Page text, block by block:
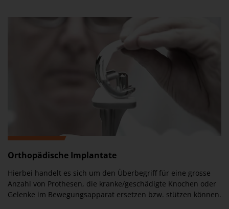
Orthopädische Implantate
Hierbei handelt es sich um den Überbegriff für eine grosse
Anzahl von Prothesen, die kranke/geschädigte Knochen oder
Gelenke im Bewegungsapparat ersetzen bzw. stützen können.